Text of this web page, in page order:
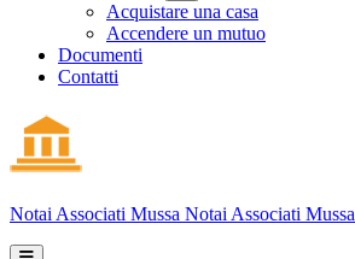
Acquistare una casa
Accendere un mutuo
Documenti
Contatti
Notai Associati Mussa Notai Associati Mussa